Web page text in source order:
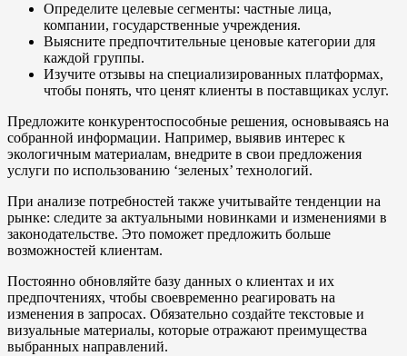
Определите целевые сегменты: частные лица,
компании, государственные учреждения.
Выясните предпочтительные ценовые категории для
каждой группы.
Изучите отзывы на специализированных платформах,
чтобы понять, что ценят клиенты в поставщиках услуг.
Предложите конкурентоспособные решения, основываясь на
собранной информации. Например, выявив интерес к
экологичным материалам, внедрите в свои предложения
услуги по использованию ‘зеленых’ технологий.
При анализе потребностей также учитывайте тенденции на
рынке: следите за актуальными новинками и изменениями в
законодательстве. Это поможет предложить больше
возможностей клиентам.
Постоянно обновляйте базу данных о клиентах и их
предпочтениях, чтобы своевременно реагировать на
изменения в запросах. Обязательно создайте текстовые и
визуальные материалы, которые отражают преимущества
выбранных направлений.